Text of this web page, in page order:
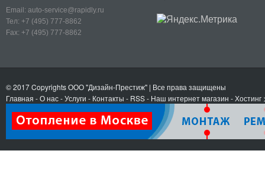
Email: auto-service@rapidly.ru
Тел: +7 (495) 777-8862
Fax: +7 (495) 777-8862
© 2017 CopyrightsООО "Дизайн-Престиж" | Все права защищены
Главная -О нас-Услуги - Контакты - RSS- Наш интернет магазин -Хостинг